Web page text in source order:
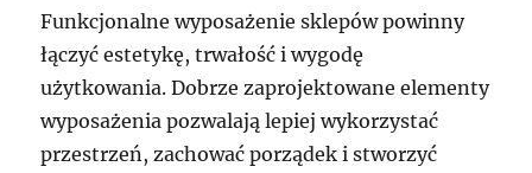
Funkcjonalne wyposażenie sklepów powinny
łączyć estetykę, trwałość i wygodę
użytkowania. Dobrze zaprojektowane elementy
wyposażenia pozwalają lepiej wykorzystać
przestrzeń, zachować porządek i stworzyć